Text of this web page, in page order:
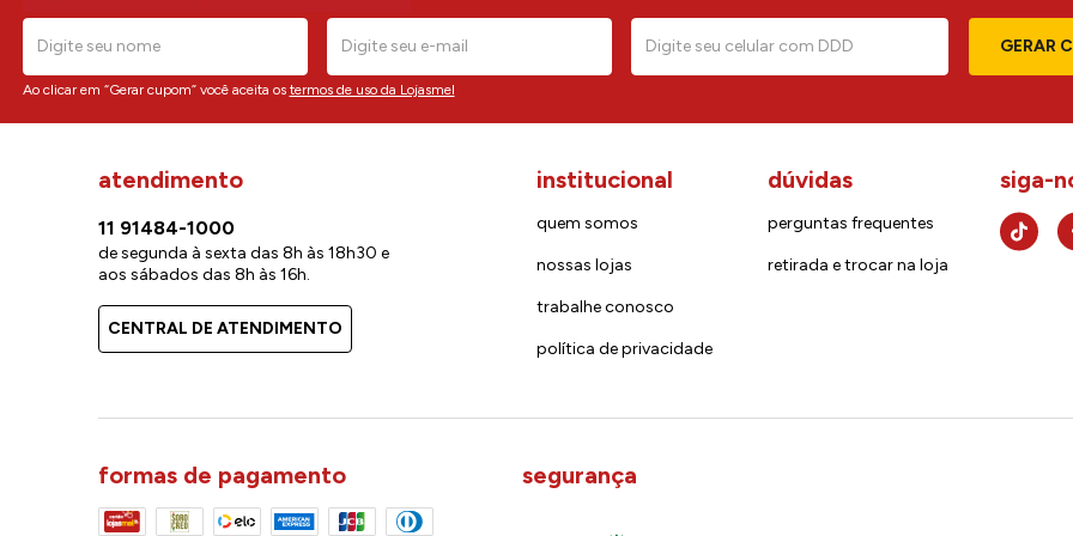
GERAR
Ao clicar em “Gerar cupom” você aceita os termos de uso da Lojasmel
atendimento
11 91484-1000
de segunda à sexta das 8h às 18h30 e
aos sábados das 8h às 16h.
CENTRAL DE ATENDIMENTO
institucional
quem somos
nossas lojas
trabalhe conosco
política de privacidade
dúvidas
perguntas frequentes
retirada e trocar na loja
siga-
formas de pagamento segurança